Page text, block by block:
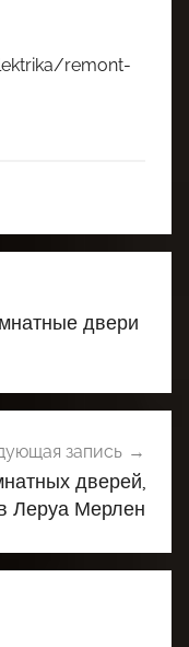
remont-
двери
запись
дверей,
Леруа Мерлен